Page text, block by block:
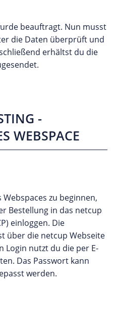
beauftragt. Nun musst
die Daten überprüft und
erhältst du die
-
WEBSPACE
zu beginnen,
Bestellung in das netcup
einloggen. Die
über die netcup Webseite
Login nutzt du die per E-
Das Passwort kann
werden.